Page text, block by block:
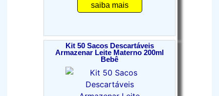
saiba mais
Kit 50 Sacos Descartáveis
Armazenar Leite Materno 200ml
Bebê